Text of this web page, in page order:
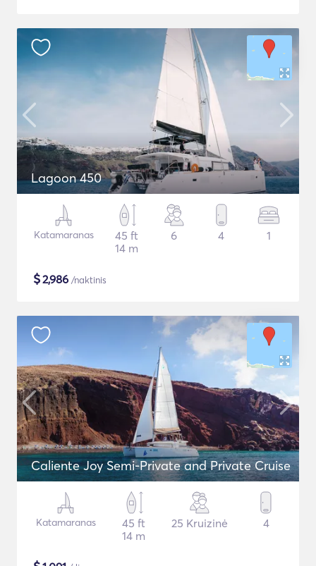
Lagoon 450
Katamaranas
45 ft
14 m
6 4 1
$2,986 /naktinis
Caliente Joy Semi-Private and Private Cruise
Katamaranas
45 ft
14 m
25 Kruizinė 4